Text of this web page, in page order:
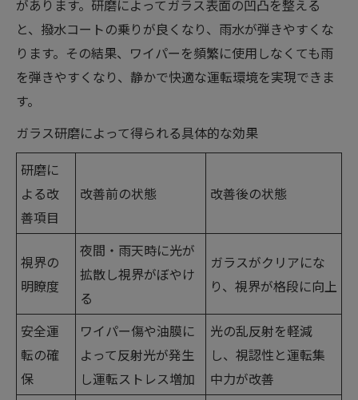
があります。研磨によってガラス表面の凹凸を整える
と、撥水コートの乗りが良くなり、雨水が弾きやすくな
ります。その結果、ワイパーを頻繁に使用しなくても雨
を弾きやすくなり、静かで快適な運転環境を実現できま
す。
ガラス研磨によって得られる具体的な効果
研磨に
よる改
善項目
改善前の状態 改善後の状態
視界の
明瞭度
夜間・雨天時に光が
拡散し視界がぼやけ
る
ガラスがクリアにな
り、視界が格段に向上
安全運
転の確
保
ワイパー傷や油膜に
よって反射光が発生
し運転ストレス増加
光の乱反射を軽減
し、視認性と運転集
中力が改善